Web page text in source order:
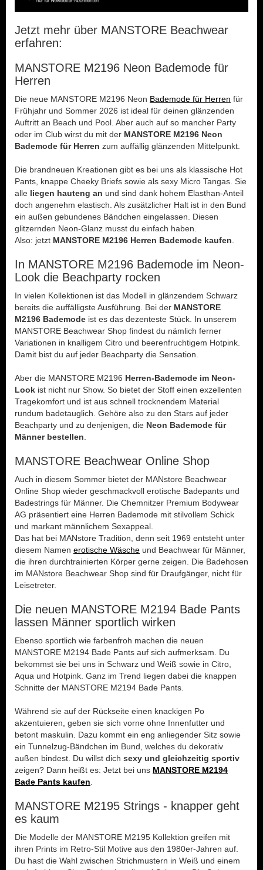
Jetzt mehr über MANSTORE Beachwear
erfahren:
MANSTORE M2196 Neon Bademode für
Herren
Die neue MANSTORE M2196 Neon Bademode für Herren für
Frühjahr und Sommer 2026 ist ideal für deinen glänzenden
Auftritt an Beach und Pool. Aber auch auf so mancher Party
oder im Club wirst du mit der MANSTORE M2196 Neon
Bademode für Herren zum auffällig glänzenden Mittelpunkt.
Die brandneuen Kreationen gibt es bei uns als klassische Hot
Pants, knappe Cheeky Briefs sowie als sexy Micro Tangas. Sie
alle liegen hauteng an und sind dank hohem Elasthan-Anteil
doch angenehm elastisch. Als zusätzlicher Halt ist in den Bund
ein außen gebundenes Bändchen eingelassen. Diesen
glitzernden Neon-Glanz musst du einfach haben.
Also: jetzt MANSTORE M2196 Herren Bademode kaufen
In MANSTORE M2196 Bademode im Neon-
Look die Beachparty rocken
In vielen Kollektionen ist das Modell in glänzendem Schwarz
bereits die auffälligste Ausführung. Bei der MANSTORE
M2196 Bademode ist es das dezenteste Stück. In unserem
MANSTORE Beachwear Shop findest du nämlich ferner
Variationen in knalligem Citro und beerenfruchtigem Hotpink.
Damit bist du auf jeder Beachparty die Sensation.
Aber die MANSTORE M2196 Herren-Bademode im Neon-
Look ist nicht nur Show. So bietet der Stoff einen exzellenten
Tragekomfort und ist aus schnell trocknendem Material
rundum badetauglich. Gehöre also zu den Stars auf jeder
Beachparty und zu denjenigen, die Neon Bademode für
Männer bestellen
MANSTORE Beachwear Online Shop
Auch in diesem Sommer bietet der MANstore Beachwear
Online Shop wieder geschmackvoll erotische Badepants und
Badestrings für Männer. Die Chemnitzer Premium Bodywear
AG präsentiert eine Herren Bademode mit stilvollem Schick
und markant männlichem Sexappeal.
Das hat bei MANstore Tradition, denn seit 1969 entsteht unter
diesem Namen erotische Wäsche und Beachwear für Männer,
die ihren durchtrainierten Körper gerne zeigen. Die Badehosen
im MANstore Beachwear Shop sind für Draufgänger, nicht für
Leisetreter.
Die neuen MANSTORE M2194 Bade Pants
lassen Männer sportlich wirken
Ebenso sportlich wie farbenfroh machen die neuen
MANSTORE M2194 Bade Pants auf sich aufmerksam. Du
bekommst sie bei uns in Schwarz und Weiß sowie in Citro,
Aqua und Hotpink. Ganz im Trend liegen dabei die knappen
Schnitte der MANSTORE M2194 Bade Pants.
Während sie auf der Rückseite einen knackigen Po
akzentuieren, geben sie sich vorne ohne Innenfutter und
betont maskulin. Dazu kommt ein eng anliegender Sitz sowie
ein Tunnelzug-Bändchen im Bund, welches du dekorativ
außen bindest. Du willst dich sexy und gleichzeitig sportiv
zeigen? Dann heißt es: Jetzt bei uns MANSTORE M2194
Bade Pants kaufen
MANSTORE M2195 Strings - knapper geht
es kaum
Die Modelle der MANSTORE M2195 Kollektion greifen mit
ihren Prints im Retro-Stil Motive aus den 1980er-Jahren auf.
Du hast die Wahl zwischen Strichmustern in Weiß und einem